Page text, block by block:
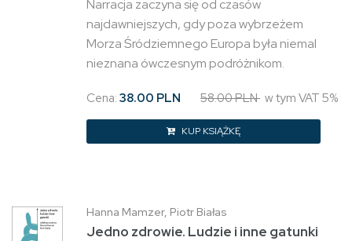
Narracja zaczyna się od czasów
najdawniejszych, gdy poza wybrzeżem
Morza Śródziemnego Europa była niemal
nieznana ówczesnym podróżnikom.
Cena: 38.00 PLN 58.00 PLN w tym VAT 5%
KUP KSIĄŻKĘ
Hanna Mamzer, Piotr Białas
Jedno zdrowie. Ludzie i inne gatunki